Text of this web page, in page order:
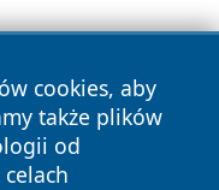
cookies, aby
także plików
od